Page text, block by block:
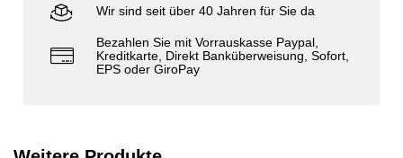
Wir sind seit über 40 Jahren für Sie da
Bezahlen Sie mit Vorrauskasse Paypal,
Kreditkarte, Direkt Banküberweisung, Sofort,
EPS oder GiroPay